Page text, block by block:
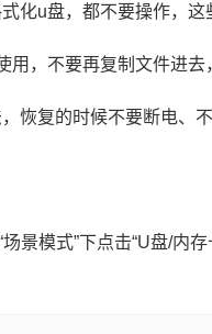
化u盘，都不要操作，
用，不要再复制文件进
恢复的时候不要断电、
景模式”下点击“U盘/内存